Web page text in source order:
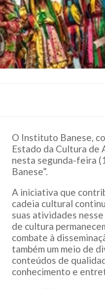
O Instituto Banese,
Estado da Cultura de
nesta segunda-feira
Banese”.
A iniciativa que
cadeia cultural
suas atividades
de cultura
combate à
também um meio de
conteúdos de
conhecimento e